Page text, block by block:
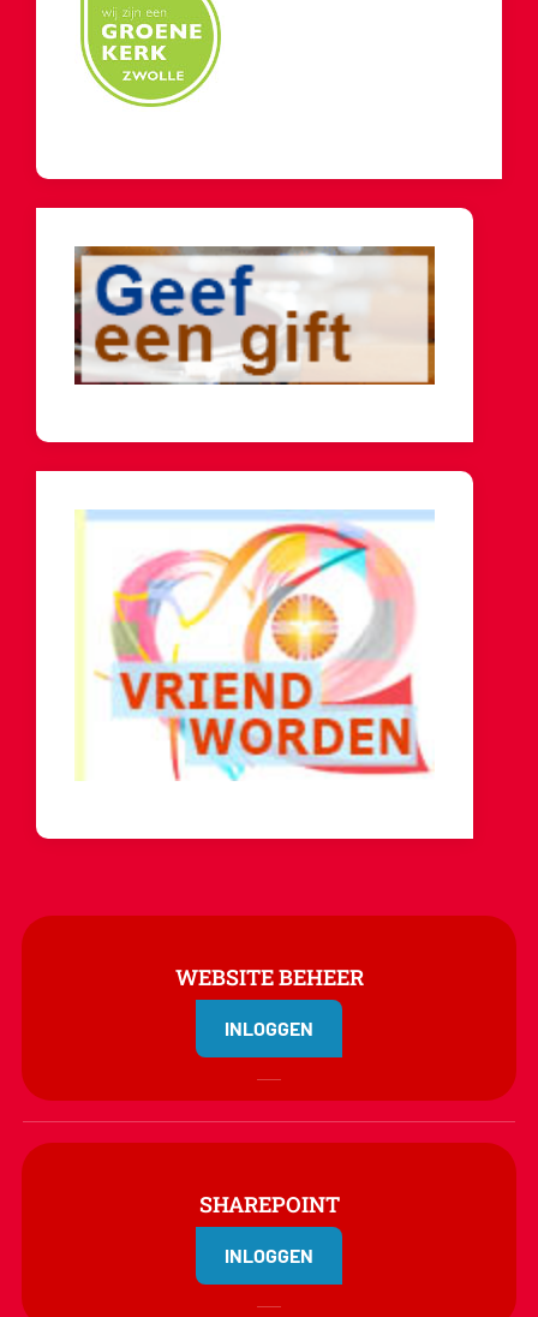
WEBSITE BEHEER
INLOGGEN
SHAREPOINT
INLOGGEN